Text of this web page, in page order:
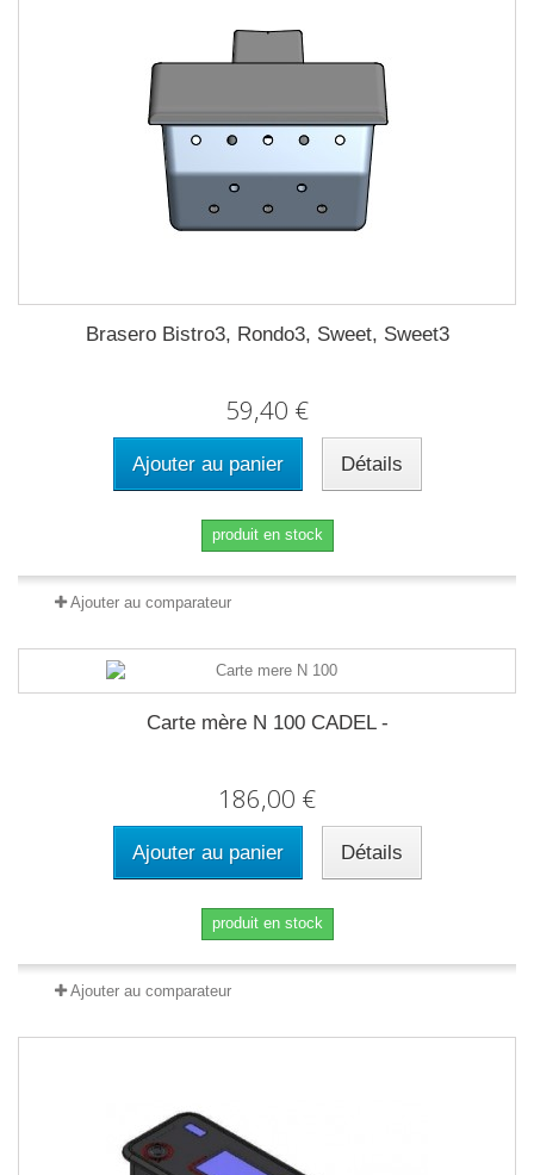
Brasero Bistro3, Rondo3, Sweet, Sweet3
59,40 €
Ajouter au panier Détails
produit en stock
Ajouter au comparateur
Carte mère N 100 CADEL -
186,00 €
Ajouter au panier Détails
produit en stock
Ajouter au comparateur